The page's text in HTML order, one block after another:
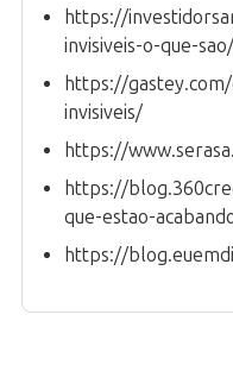
https://
invisiveis-o-que-sao/
https://
invisiveis/
https://
https://
que-estao-
https://